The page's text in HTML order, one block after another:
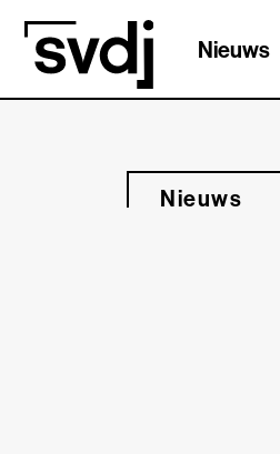
Naar hoofdinhoud
Nieuws
Nieuws